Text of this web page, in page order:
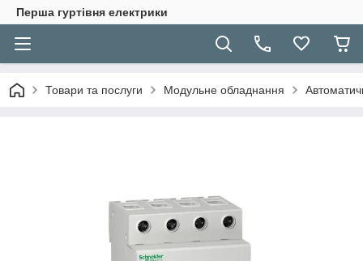
Перша гуртівня електрики
Товари та послуги Модульне обладнання